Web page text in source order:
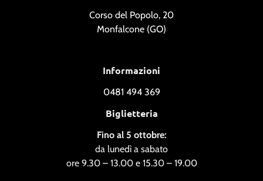
Corso del Popolo, 20
Monfalcone (GO)
Informazioni
0481 494 369
Biglietteria
Fino al 5 ottobre:
da lunedì a sabato
ore 9.30 – 13.00 e 15.30 – 19.00